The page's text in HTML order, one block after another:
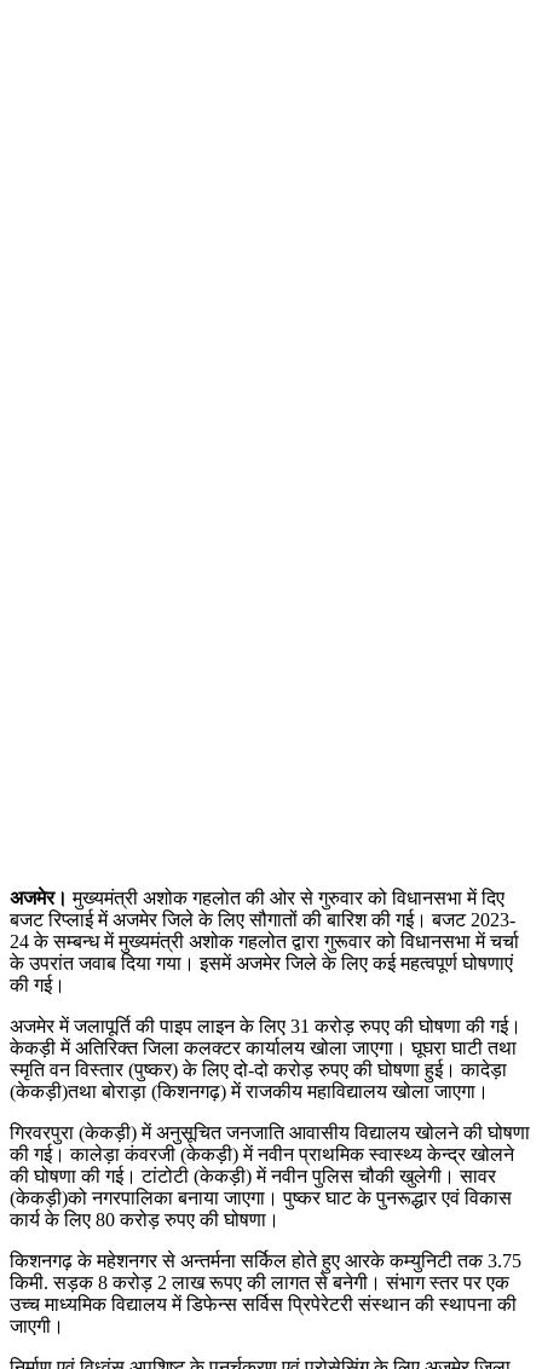
अजमेर। मुख्यमंत्री अशोक गहलोत की ओर से गुरुवार को विधानसभा में दिए
बजट रिप्लाई में अजमेर जिले के लिए सौगातों की बारिश की गई। बजट 2023-
24 के सम्बन्ध में मुख्यमंत्री अशोक गहलोत द्वारा गुरूवार को विधानसभा में चर्चा
के उपरांत जवाब दिया गया। इसमें अजमेर जिले के लिए कई महत्वपूर्ण घोषणाएं
की गई।
अजमेर में जलापूर्ति की पाइप लाइन के लिए 31 करोड़ रुपए की घोषणा की गई।
केकड़ी में अतिरिक्त जिला कलक्टर कार्यालय खोला जाएगा। घूघरा घाटी तथा
स्मृति वन विस्तार (पुष्कर) के लिए दो-दो करोड़ रुपए की घोषणा हुई। कादेड़ा
(केकड़ी)तथा बोराड़ा (किशनगढ़) में राजकीय महाविद्यालय खोला जाएगा।
गिरवरपुरा (केकड़ी) में अनुसूचित जनजाति आवासीय विद्यालय खोलने की घोषणा
की गई। कालेड़ा कंवरजी (केकड़ी) में नवीन प्राथमिक स्वास्थ्य केन्द्र खोलने
की घोषणा की गई। टांटोटी (केकड़ी) में नवीन पुलिस चौकी खुलेगी। सावर
(केकड़ी)को नगरपालिका बनाया जाएगा। पुष्कर घाट के पुनरूद्धार एवं विकास
कार्य के लिए 80 करोड़ रुपए की घोषणा।
किशनगढ़ के महेशनगर से अन्तर्मना सर्किल होते हुए आरके कम्युनिटी तक 3.75
किमी. सड़क 8 करोड़ 2 लाख रूपए की लागत से बनेगी। संभाग स्तर पर एक
उच्च माध्यमिक विद्यालय में डिफेन्स सर्विस प्रिपेरेटरी संस्थान की स्थापना की
जाएगी।